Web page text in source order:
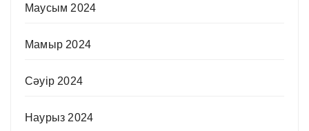
Маусым 2024
Мамыр 2024
Сәуір 2024
Наурыз 2024